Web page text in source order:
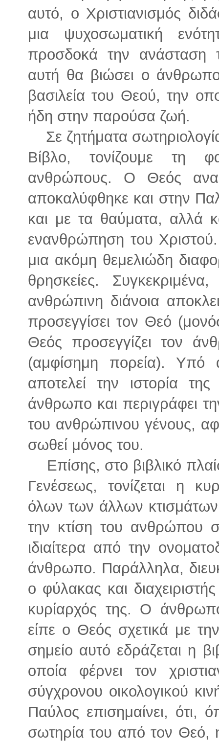
αυτό, ο Χριστιανισμός
μια ψυχοσωματική
προσδοκά την ανάσταση
αυτή θα βιώσει ο
βασιλεία του Θεού, την
ήδη στην παρούσα ζωή.
Σε ζητήματα
Βίβλο, τονίζουμε τη
ανθρώπους. Ο Θεός
αποκαλύφθηκε και στην
και με τα θαύματα, αλλά
ενανθρώπηση του
μια ακόμη θεμελιώδη
θρησκείες.
ανθρώπινη διάνοια
προσεγγίσει τον Θεό
Θεός προσεγγίζει τον
(αμφίσημη πορεία). Υπό
αποτελεί την ιστορία
άνθρωπο και περιγράφει
του ανθρώπινου γένους,
σωθεί μόνος του.
Επίσης, στο βιβλικό
Γενέσεως, τονίζεται η
όλων των άλλων
την κτίση του ανθρώπου
ιδιαίτερα από την
άνθρωπο. Παράλληλα,
ο φύλακας και
κυρίαρχός της. Ο
είπε ο Θεός σχετικά με
σημείο αυτό εδράζεται η
οποία φέρνει τον
σύγχρονου οικολογικού
Παύλος επισημαίνει, ότι,
σωτηρία του από τον Θεό,